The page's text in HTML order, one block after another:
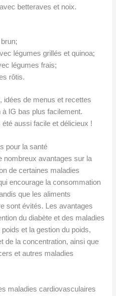
betteraves et noix.
légumes grillés et quinoa;
légumes frais;
rôtis.
idées de menus et recettes
à IG bas plus facilement.
été aussi facile et délicieux !
pour la santé
nombreux avantages sur la
de certaines maladies
encourage la consommation
que les aliments
sont évités. Les avantages
du diabète et des maladies
et la gestion du poids,
de la concentration, ainsi que
et autres maladies
maladies cardiovasculaires